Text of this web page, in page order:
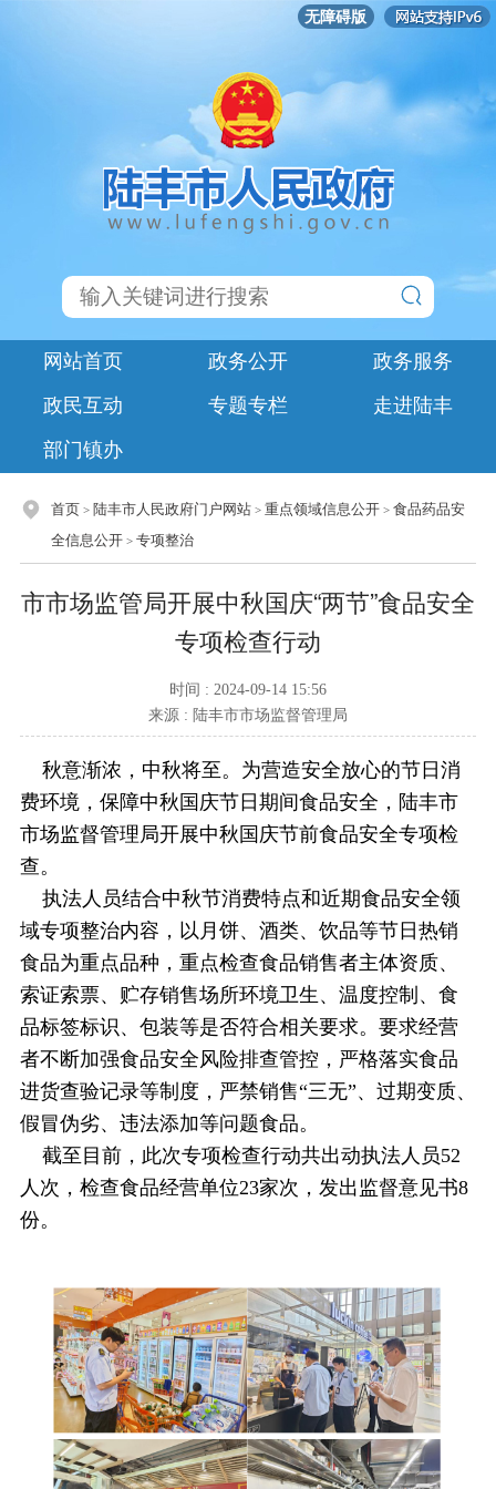
无障碍版
网站首页 政务公开
政务服务
政民互动
专题专栏
走进陆丰
部门镇办
首页 > 陆丰市人民政府门户网站 >重点领域信息公开 >食品药品安
全信息公开 >专项整治
市市场监管局开展中秋国庆“两节”食品安全
专项检查行动
时间 : 2024-09-14 15:56
来源 : 陆丰市市场监督管理局
秋意渐浓，中秋将至。为营造安全放心的节日消
费环境，保障中秋国庆节日期间食品安全，陆丰市
市场监督管理局开展中秋国庆节前食品安全专项检
查。
执法人员结合中秋节消费特点和近期食品安全领
域专项整治内容，以月饼、酒类、饮品等节日热销
食品为重点品种，重点检查食品销售者主体资质、
索证索票、贮存销售场所环境卫生、温度控制、食
品标签标识、包装等是否符合相关要求。要求经营
者不断加强食品安全风险排查管控，严格落实食品
进货查验记录等制度，严禁销售“三无”、过期变质、
假冒伪劣、违法添加等问题食品。
截至目前，此次专项检查行动共出动执法人员52
人次，检查食品经营单位23家次，发出监督意见书8
份。